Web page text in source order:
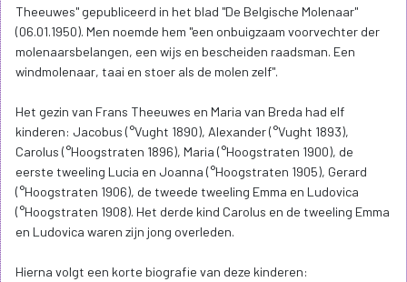
Theeuwes" gepubliceerd in het blad "De Belgische Molenaar"
(06.01.1950). Men noemde hem "een onbuigzaam voorvechter der
molenaarsbelangen, een wijs en bescheiden raadsman. Een
windmolenaar, taai en stoer als de molen zelf".
Het gezin van Frans Theeuwes en Maria van Breda had elf
kinderen: Jacobus (°Vught 1890), Alexander (°Vught 1893),
Carolus (°Hoogstraten 1896), Maria (°Hoogstraten 1900), de
eerste tweeling Lucia en Joanna (°Hoogstraten 1905), Gerard
(°Hoogstraten 1906), de tweede tweeling Emma en Ludovica
(°Hoogstraten 1908). Het derde kind Carolus en de tweeling Emma
en Ludovica waren zijn jong overleden.
Hierna volgt een korte biografie van deze kinderen: